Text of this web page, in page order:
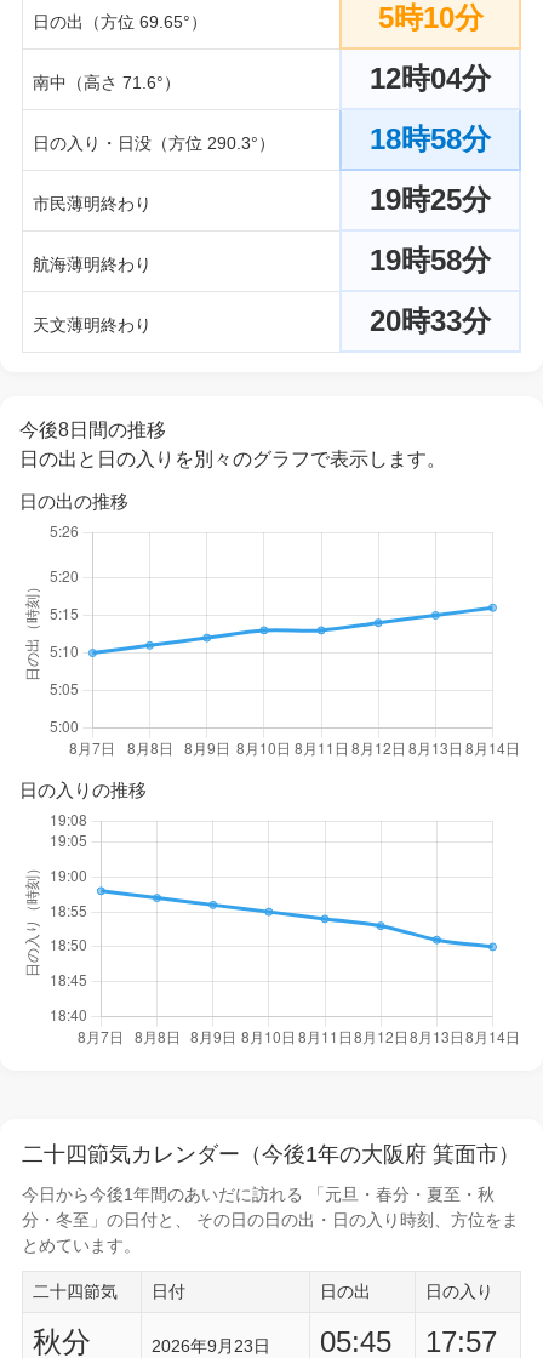
日の出（方位 69.65°） 5時10分
南中（高さ 71.6°） 12時04分
日の入り・日没（方位 290.3°） 18時58分
市民薄明終わり 19時25分
航海薄明終わり 19時58分
天文薄明終わり 20時33分
今後8日間の推移
日の出と日の入りを別々のグラフで表示します。
日の出の推移
日の入りの推移
二十四節気カレンダー（今後1年の大阪府 箕面市）
今日から今後1年間のあいだに訪れる 「元旦・春分・夏至・秋
分・冬至」の日付と、 その日の日の出・日の入り時刻
、方位をま
とめています。
二十四節気 日付 日の出 日の入り
秋分 2026年9月23日 05:45
17:57